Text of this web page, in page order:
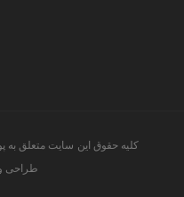
کلیه حقوق این سایت متعلق به
طراحی